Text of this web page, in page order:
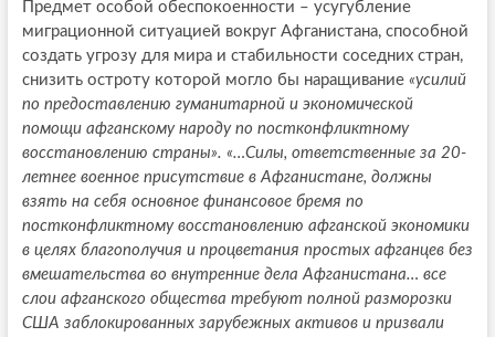
Предмет особой обеспокоенности – усугубление
миграционной ситуацией вокруг Афганистана, способной
создать угрозу для мира и стабильности соседних стран,
снизить остроту которой могло бы наращивание «усилий
по предоставлению гуманитарной и экономической
помощи афганскому народу по постконфликтному
восстановлению страны». «…Силы, ответственные за 20-
летнее военное присутствие в Афганистане, должны
взять на себя основное финансовое бремя по
постконфликтному восстановлению афганской экономики
в целях благополучия и процветания простых афганцев без
вмешательства во внутренние дела Афганистана… все
слои афганского общества требуют полной разморозки
США заблокированных зарубежных активов и призвали